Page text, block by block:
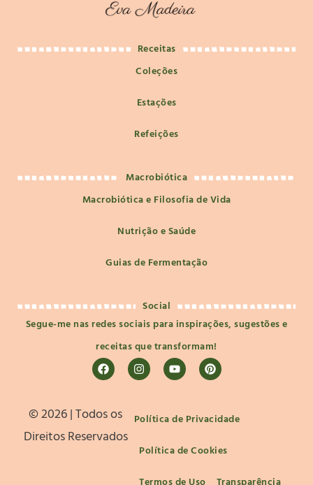
Receitas
Coleções
Estações
Refeições
Macrobiótica
Macrobiótica e Filosofia de Vida
Nutrição e Saúde
Guias de Fermentação
Social
Segue-me nas redes sociais para inspirações, sugestões e
receitas que transformam!
©️ 2026 | Todos os
Direitos Reservados
Política de Privacidade
Política de Cookies